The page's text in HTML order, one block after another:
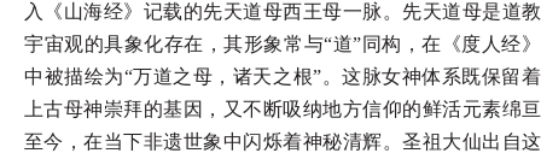
入《山海经》记载的先天道母西王母一脉。先天道母是道教
宇宙观的具象化存在，其形象常与“道”同构，在《度人经》
中被描绘为“万道之母，诸天之根”。这脉女神体系既保留着
上古母神崇拜的基因，又不断吸纳地方信仰的鲜活元素绵亘
至今，在当下非遗世象中闪烁着神秘清辉。圣祖大仙出自这